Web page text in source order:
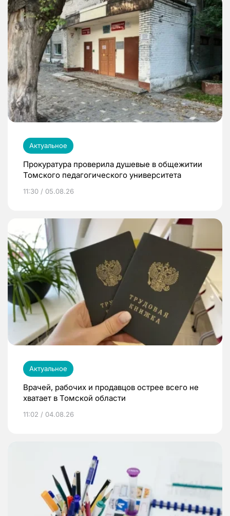
Актуальное
Прокуратура проверила душевые в общежитии
Томского педагогического университета
11:30 / 05.08.26
Актуальное
Врачей, рабочих и продавцов острее всего не
хватает в Томской области
11:02 / 04.08.26